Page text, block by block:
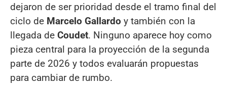
dejaron de ser prioridad desde el tramo final del
ciclo de Marcelo Gallardo y también con la
llegada de Coudet. Ninguno aparece hoy como
pieza central para la proyección de la segunda
parte de 2026 y todos evaluarán propuestas
para cambiar de rumbo.